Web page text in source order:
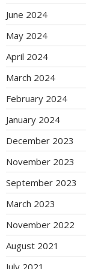
June 2024
May 2024
April 2024
March 2024
February 2024
January 2024
December 2023
November 2023
September 2023
March 2023
November 2022
August 2021
July 2021